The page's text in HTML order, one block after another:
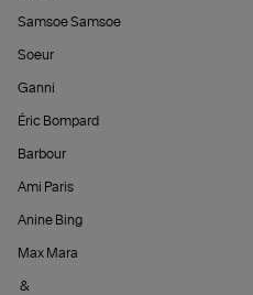
Samsoe Samsoe
Soeur
Ganni
Éric Bompard
Barbour
Ami Paris
Anine Bing
Max Mara
&